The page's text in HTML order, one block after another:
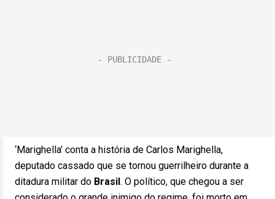
‘Marighella’ conta a história de Carlos Marighella,
deputado cassado que se tornou guerrilheiro durante a
ditadura militar do Brasil. O político, que chegou a ser